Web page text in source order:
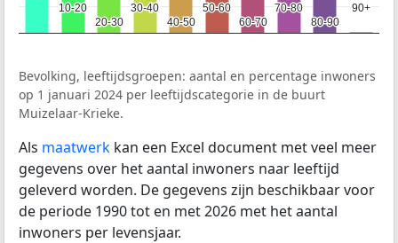
10-20
10-20
20-30
20-30
30-40
30-40
40-50
40-50
50-60
50-60
60-70
60-70
70-80
70-80
80-90
80-90
90+
90+
Bevolking, leeftijdsgroepen: aantal en percentage inwoners
op 1 januari 2024 per leeftijdscategorie in de buurt
Muizelaar-Krieke.
Als maatwerk kan een Excel document met veel meer
gegevens over het aantal inwoners naar leeftijd
geleverd worden. De gegevens zijn beschikbaar voor
de periode 1990 tot en met 2026 met het aantal
inwoners per levensjaar.